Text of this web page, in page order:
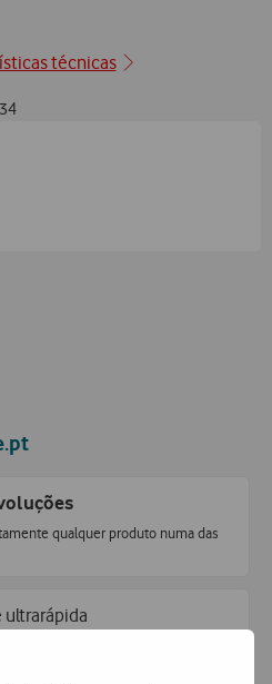
técnicas
qualquer produto numa das
ultrarápida